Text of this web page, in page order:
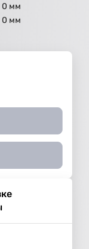
0 мм
0 мм